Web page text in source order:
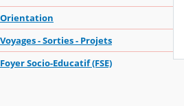
Orientation
Voyages - Sorties - Projets
Foyer Socio-Educatif (FSE)